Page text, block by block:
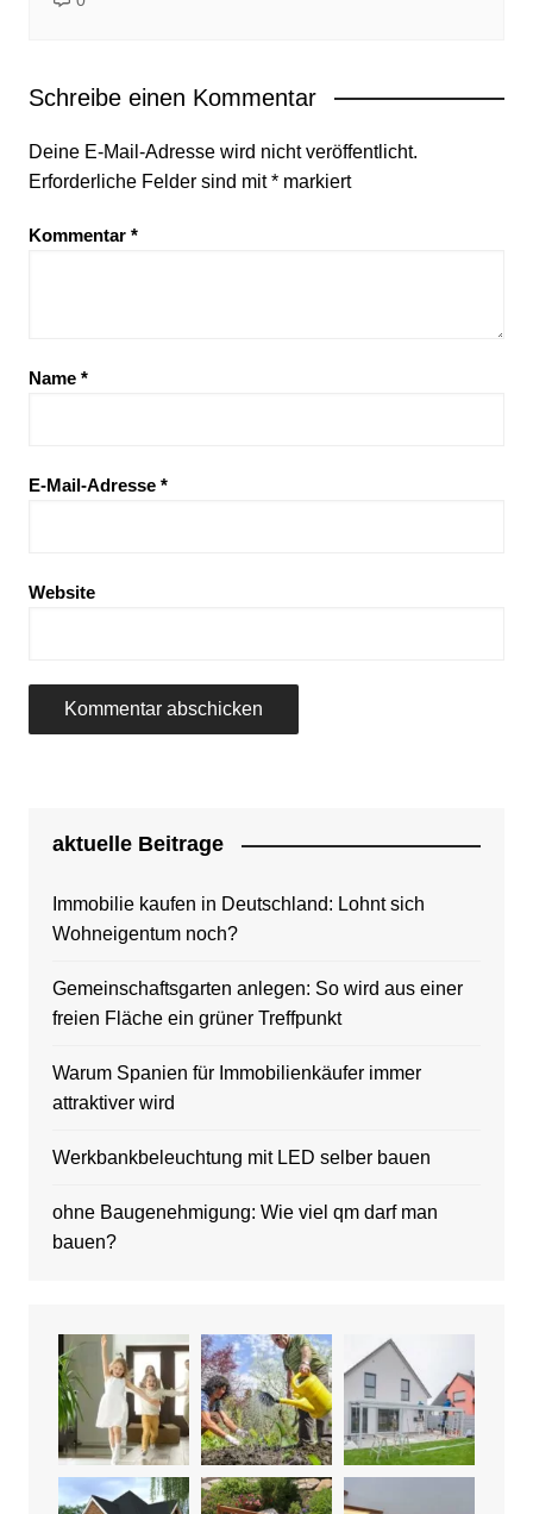
Schreibe einen Kommentar
Deine E-Mail-Adresse wird nicht veröffentlicht.
Erforderliche Felder sind mit*markiert
Kommentar *
Name *
E-Mail-Adresse *
Website
aktuelle Beitrage
Immobilie kaufen in Deutschland: Lohnt sich
Wohneigentum noch?
Gemeinschaftsgarten anlegen: So wird aus einer
freien Fläche ein grüner Treffpunkt
Warum Spanien für Immobilienkäufer immer
attraktiver wird
Werkbankbeleuchtung mit LED selber bauen
ohne Baugenehmigung: Wie viel qm darf man
bauen?